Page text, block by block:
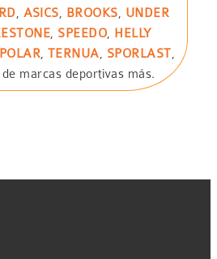
, ASICS, BROOKS, UNDER
, SPEEDO, HELLY
POLAR, TERNUA, SPORLAST,
marcas deportivas más.